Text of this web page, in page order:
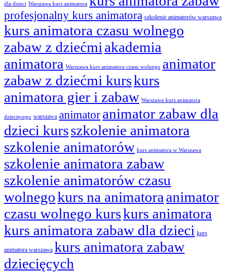
dla dzieci Warszawa kurs animatora
profesjonalny kurs animatora szkolenie animatorów warszawa
kurs animatora czasu wolnego
zabaw z dziećmi akademia
animatora Warszawa kurs animatora czasu wolnego animator
zabaw z dziećmi kurskurs
animatora gier i zabaw Warszawa kurs animatora
dziecięcego warszawa animator animator zabaw dla
dzieci kursszkolenie animatora
szkolenie animatorów kurs animatora w Warszawa
szkolenie animatora zabaw
szkolenie animatorów czasu
wolnegokurs na animatora animator
czasu wolnego kurskurs animatora
kurs animatora zabaw dla dzieci kurs
animatora warszawa kurs animatora zabaw
dziecięcych